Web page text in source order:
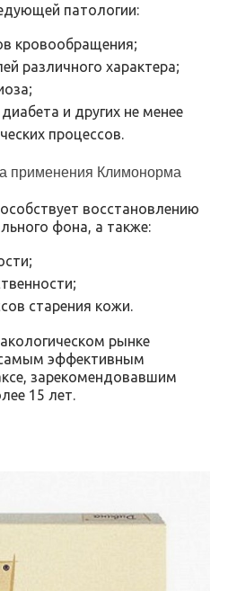
патологии:
кровообращения;
различного характера;
и других не менее
процессов.
применения Климонорма
восстановлению
фона, а также:
старения кожи.
рынке
эффективным
зарекомендовавшим
15 лет.